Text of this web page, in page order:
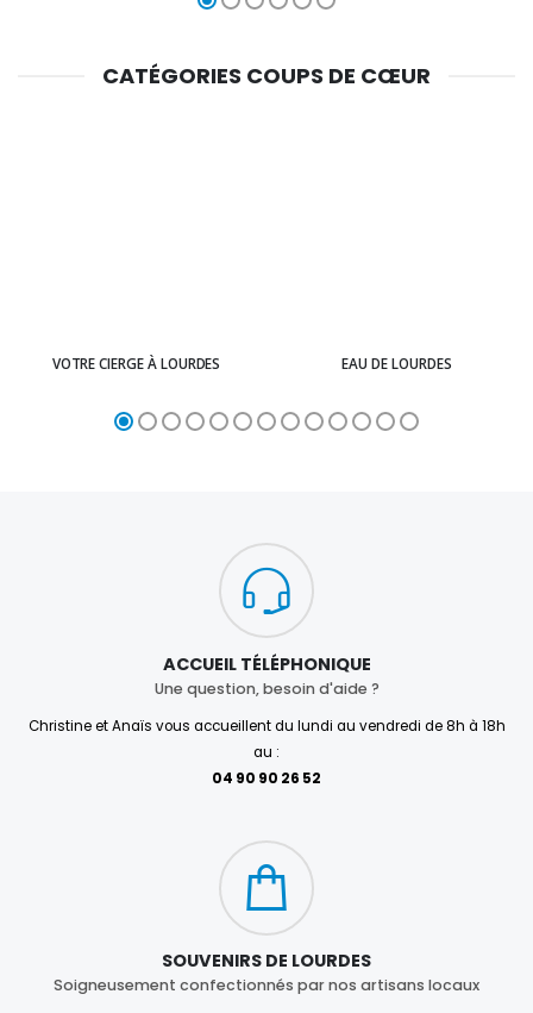
CATÉGORIES COUPS DE CŒUR
VOTRE CIERGE À LOURDES EAU DE LOURDES
ACCUEIL TÉLÉPHONIQUE
Une question, besoin d'aide ?
Christine et Anaïs vous accueillent du lundi au vendredi de 8h à 18h
au :
04 90 90 26 52
SOUVENIRS DE LOURDES
Soigneusement confectionnés par nos artisans locaux